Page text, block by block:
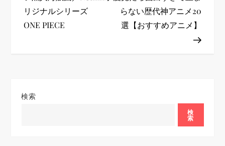
ナ
ー
リジナルシリーズ
ONE PIECE
らない歴代神アニメ20
選【おすすめアニメ】
検索
検
索